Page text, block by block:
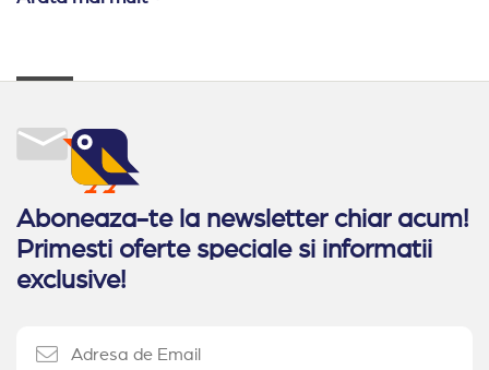
Aboneaza-te la newsletter chiar acum!
Primesti oferte speciale si informatii
exclusive!